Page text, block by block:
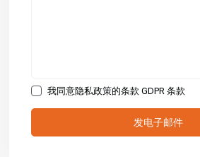
我同意隐私政策的条款GDPR 条款